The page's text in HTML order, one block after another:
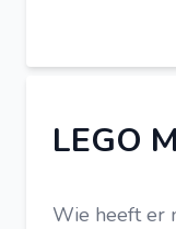
LEGO
Wie heeft er